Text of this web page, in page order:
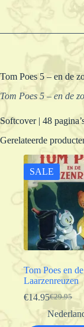
Tom Poes 5 – en de
Tom Poes 5 – en de
Softcover | 48
Gerelateerde
SALE
Tom Poes en de
Laarzenreuzen
€29.95
prijs
€14.95Huidige
prijs